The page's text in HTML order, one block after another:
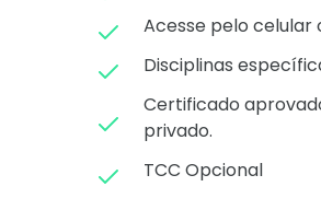
Acesse pelo
Disciplinas
Certificado
privado.
TCC Opcional